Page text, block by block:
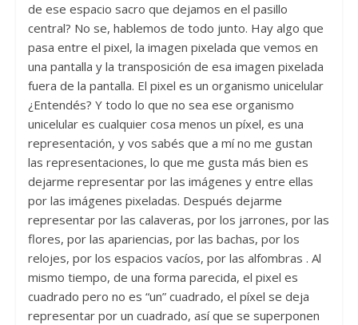
de ese espacio sacro que dejamos en el pasillo
central? No se, hablemos de todo junto. Hay algo que
pasa entre el pixel, la imagen pixelada que vemos en
una pantalla y la transposición de esa imagen pixelada
fuera de la pantalla. El pixel es un organismo unicelular
¿Entendés? Y todo lo que no sea ese organismo
unicelular es cualquier cosa menos un píxel, es una
representación, y vos sabés que a mí no me gustan
las representaciones, lo que me gusta más bien es
dejarme representar por las imágenes y entre ellas
por las imágenes pixeladas. Después dejarme
representar por las calaveras, por los jarrones, por las
flores, por las apariencias, por las bachas, por los
relojes, por los espacios vacíos, por las alfombras . Al
mismo tiempo, de una forma parecida, el pixel es
cuadrado pero no es “un” cuadrado, el píxel se deja
representar por un cuadrado, así que se superponen